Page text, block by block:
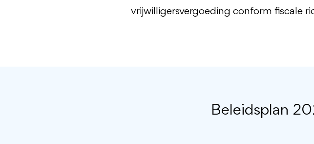
vrijwilligersvergoeding conform fiscale
Beleidsplan